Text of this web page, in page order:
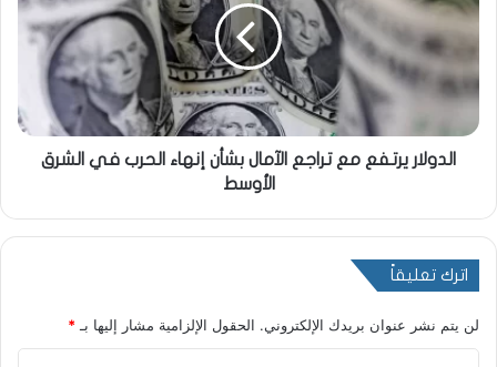
الدولار يرتفع مع تراجع الآمال بشأن إنهاء الحرب في الشرق
الأوسط
اترك تعليقاً
لن يتم نشر عنوان بريدك الإلكتروني. الحقول الإلزامية مشار إليها بـ *